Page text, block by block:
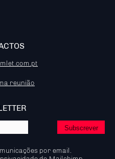
reunião
por email.